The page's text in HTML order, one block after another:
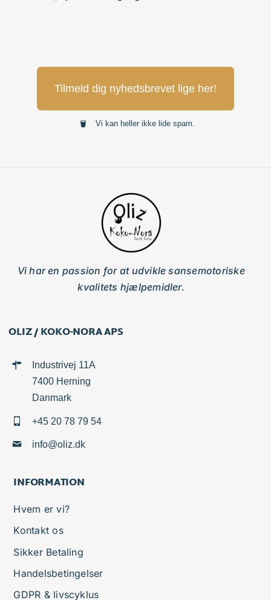
Tilmeld dig nyhedsbrevet lige her!
Vi kan heller ikke lide spam.
Vi har en passion for at udvikle sansemotoriske
kvalitets hjælpemidler.
OLIZ / KOKO-NORA APS
Industrivej 11A
7400 Herning
Danmark
+45 20 78 79 54
info@oliz.dk
INFORMATION
Hvem er vi?
Kontakt os
Sikker Betaling
Handelsbetingelser
GDPR & livscyklus